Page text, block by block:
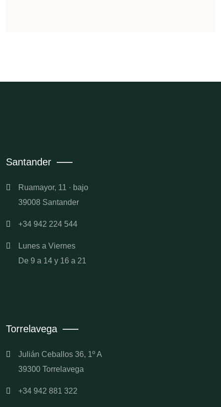
Santander
Ruamayor, 11 · bajo
39008 Santander
+34 942 224 544
Lunes a Viernes
De 9 a 14 y 16 a 21
Torrelavega
Julián Ceballos 36, 1º A
39300 Torrelavega
+34 942 881 322